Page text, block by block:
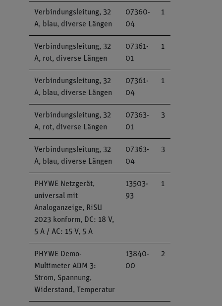
Verbindungsleitung, 32
A, blau, diverse Längen
07360-
04
1
Verbindungsleitung, 32
A, rot, diverse Längen
07361-
01
1
Verbindungsleitung, 32
A, blau, diverse Längen
07361-
04
1
Verbindungsleitung, 32
A, rot, diverse Längen
07363-
01
3
Verbindungsleitung, 32
A, blau, diverse Längen
07363-
04
3
PHYWE Netzgerät,
universal mit
Analoganzeige, RiSU
2023 konform, DC: 18 V,
5 A / AC: 15 V, 5 A
13503-
93
1
PHYWE Demo-
Multimeter ADM 3:
Strom, Spannung,
Widerstand, Temperatur
13840-
00
2